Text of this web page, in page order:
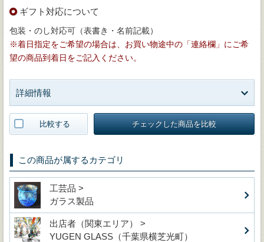
ギフト対応について
包装・のし対応可（表書き・名前記載）
※着日指定をご希望の場合は、お買い物途中の「連絡欄」にご希
望の商品到着日をご記入ください。
詳細情報
比較する チェックした商品を比較
この商品が属するカテゴリ
工芸品 >
ガラス製品
出店者（関東エリア） >
YUGEN GLASS（千葉県横芝光町）